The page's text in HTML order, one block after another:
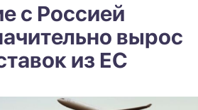
с Россией
вырос
из ЕС